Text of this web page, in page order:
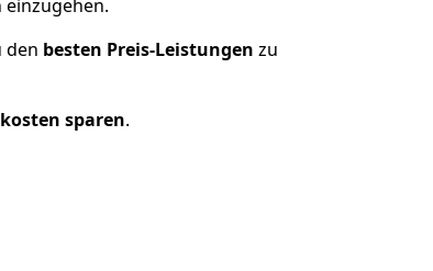
den besten Preis-Leistungen zu
sparen.